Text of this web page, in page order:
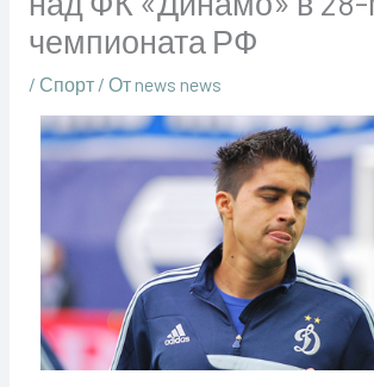
чемпионата РФ
/ Спорт/ От news news